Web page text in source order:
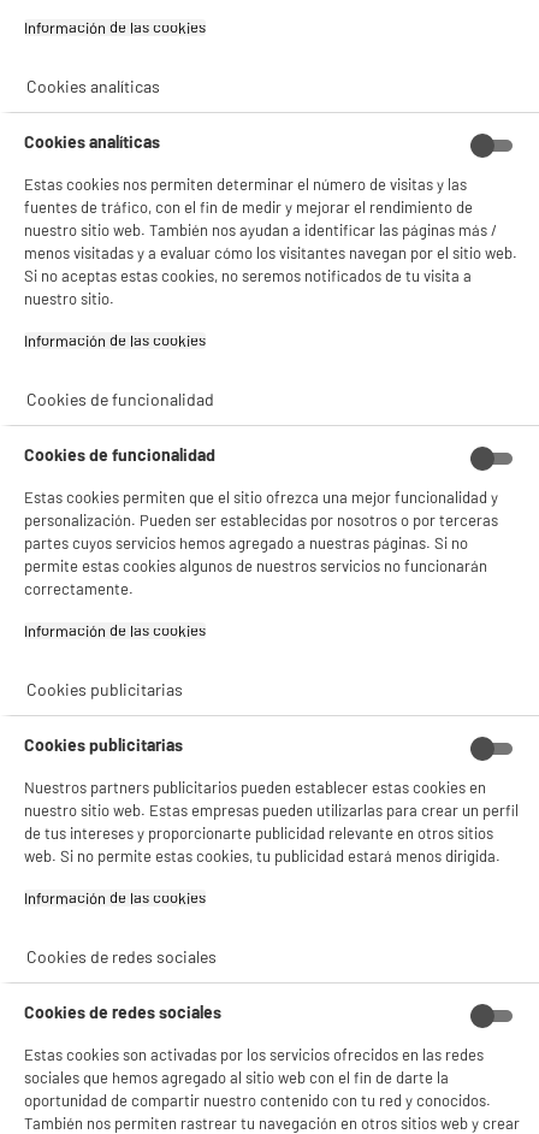
29€96
Rechazar todas
BIENVENIDO a ELECTRO
DEPOT
Con el fin de mejorar tu experiencia, y tras tu consentimiento, ELECTRO DEPOT
y sus socios utilizan cookies que procesan tus datos personales para:
- compartir contenido adaptado a tus preferencias
- facilitar el intercambio de contenido en las redes sociales
Si aceptas, la experiencia será aún mejor. Si no acepta, se utilizarán cookies
estadísticas anónimas basadas en tu navegación. Puedes oponerte a su uso
gestionando sus cookies.
✔ ACEPTAR TODAS
Información de las cookies‎
Cookies analíticas
Cookies analíticas
Estas cookies nos permiten determinar el número de visitas y las
fuentes de tráfico, con el fin de medir y mejorar el rendimiento de
nuestro sitio web. También nos ayudan a identificar las páginas más /
menos visitadas y a evaluar cómo los visitantes navegan por el sitio web.
Si no aceptas estas cookies, no seremos notificados de tu visita a
nuestro sitio.
Información de las cookies‎
Cookies de funcionalidad
Cookies de funcionalidad
Estas cookies permiten que el sitio ofrezca una mejor funcionalidad y
personalización. Pueden ser establecidas por nosotros o por terceras
partes cuyos servicios hemos agregado a nuestras páginas. Si no
permite estas cookies algunos de nuestros servicios no funcionarán
correctamente.
Información de las cookies‎
Cookies publicitarias
Cookies publicitarias
Nuestros partners publicitarios pueden establecer estas cookies en
nuestro sitio web. Estas empresas pueden utilizarlas para crear un perfil
de tus intereses y proporcionarte publicidad relevante en otros sitios
web. Si no permite estas cookies, tu publicidad estará menos dirigida.
Información de las cookies‎
Cookies de redes sociales
Cookies de redes sociales
Estas cookies son activadas por los servicios ofrecidos en las redes
sociales que hemos agregado al sitio web con el fin de darte la
oportunidad de compartir nuestro contenido con tu red y conocidos.
También nos permiten rastrear tu navegación en otros sitios web y crear